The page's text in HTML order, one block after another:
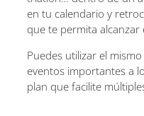
en tu calendario y
que te permita alcanzar
Puedes utilizar el
eventos importantes a
plan que facilite